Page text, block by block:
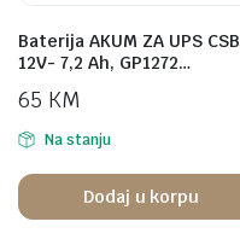
Baterija AKUM ZA UPS CSB
12V- 7,2 Ah, GP1272…
65 KM
Na stanju
Dodaj u korpu